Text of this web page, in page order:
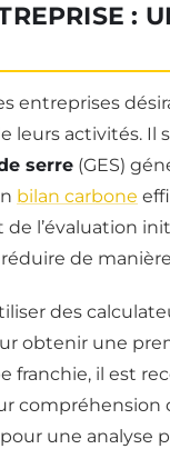
:
entreprises
activités. Il
serre (GES)
bilan carbone
l’évaluation
réduire de
des
obtenir une
franchie, il est
compréhension
une analyse